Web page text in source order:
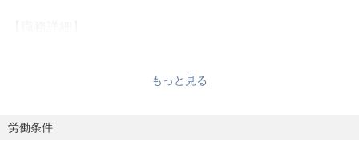
・作業員の割り当てや工程の管理
もっと見る
労働条件